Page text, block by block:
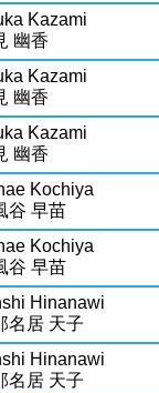
Kazami
幽香
Kazami
幽香
Kazami
幽香
Kochiya
谷 早苗
Kochiya
谷 早苗
Hinanawi
名居 天子
Hinanawi
名居 天子